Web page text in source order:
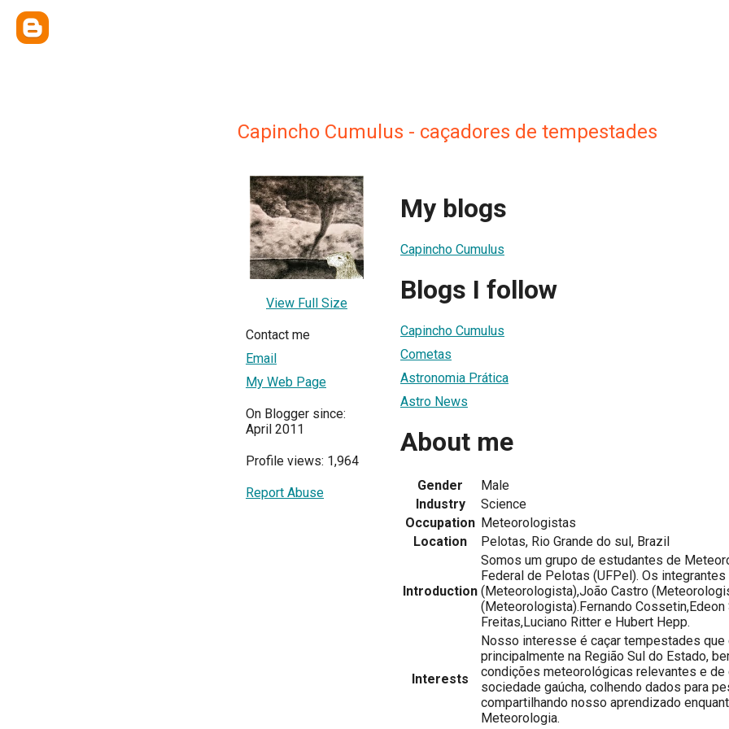
Capincho Cumulus - caçadores de tempestades
View Full Size
Contact me
Email
My Web Page
On Blogger since:
April 2011
Profile views: 1,964
Report Abuse
My blogs
Capincho Cumulus
Blogs I follow
Capincho Cumulus
Cometas
Astronomia Prática
Astro News
About me
Gender
Male
Industry
Science
Occupation Meteorologistas
Location
Pelotas, Rio Grande do sul, Brazil
Introduction
Somos um grupo de estudantes de
Federal de Pelotas (UFPel). Os
(Meteorologista),João Castro
(Meteorologista).Fernando Cossetin,Edeon
Freitas,Luciano Ritter e Hubert Hepp.
Interests
Nosso interesse é caçar tempestades que
principalmente na Região Sul do Estado,
condições meteorológicas relevantes e de
sociedade gaúcha, colhendo dados para
compartilhando nosso aprendizado
Meteorologia.